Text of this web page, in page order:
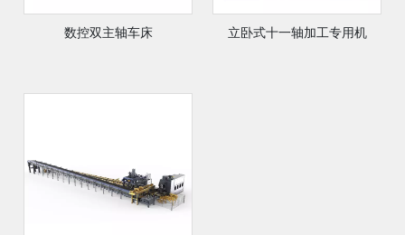
数控双主轴车床 立卧式十一轴加工专用机